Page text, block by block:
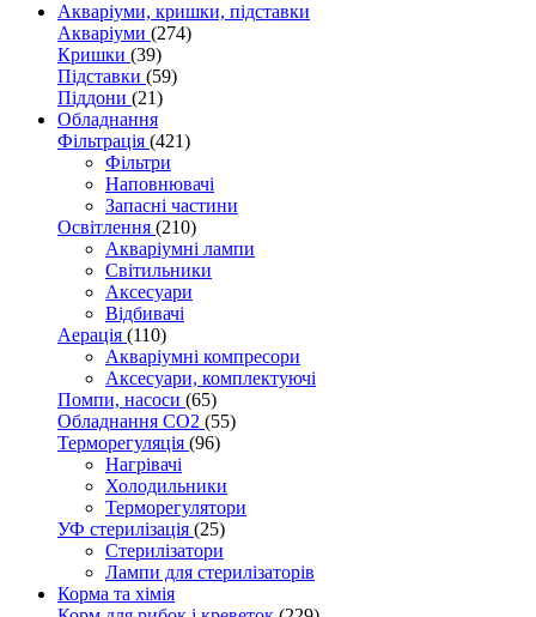
Акваріуми, кришки, підставки
Акваріуми (274)
Кришки (39)
Підставки (59)
Піддони (21)
Обладнання
Фільтрація (421)
Фільтри
Наповнювачі
Запасні частини
Освітлення (210)
Акваріумні лампи
Світильники
Аксесуари
Відбивачі
Аерація (110)
Акваріумні компресори
Аксесуари, комплектуючі
Помпи, насоси (65)
Обладнання CO2 (55)
Терморегуляція (96)
Нагрівачі
Холодильники
Терморегулятори
УФ стерилізація (25)
Стерилізатори
Лампи для стерилізаторів
Корма та хімія